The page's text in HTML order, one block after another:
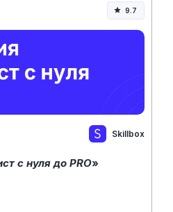
9.7
Skillbox
с нуля до PRO»